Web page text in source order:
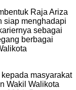
Raja Ariza
siap menghadapi
sebagai
berbagai
masyarakat
Wakil Walikota